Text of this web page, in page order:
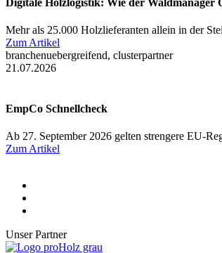
Digitale Holzlogistik: Wie der Waldmanager
Mehr als 25.000 Holzlieferanten allein in der
Zum Artikel
branchenuebergreifend, clusterpartner
21.07.2026
EmpCo Schnellcheck
Ab 27. September 2026 gelten strengere EU-
Zum Artikel
Unser Partner